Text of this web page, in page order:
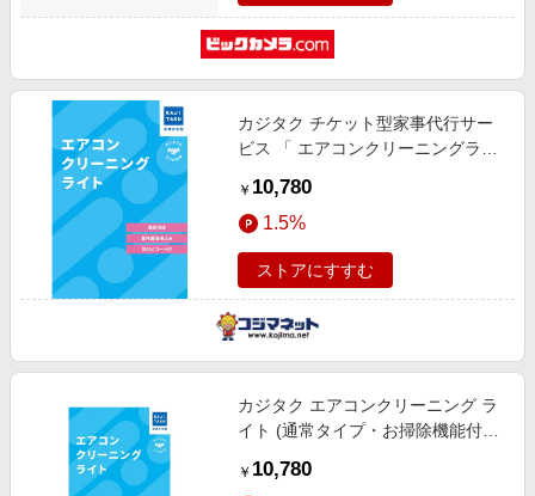
カジタク チケット型家事代行サー
ビス 「 エアコンクリーニングライ
き共通）
￥ 10,780
1.5%
ストアにすすむ
カジタク エアコンクリーニング ラ
イト (通常タイプ・お掃除機能付共
￥ 10,780